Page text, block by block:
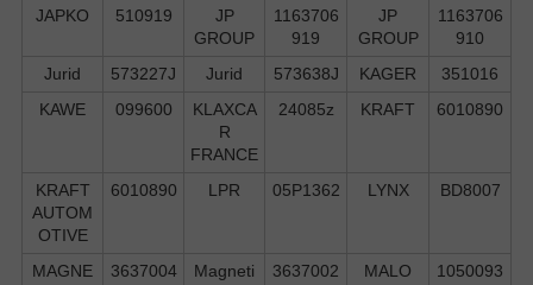
JAPKO
510919
JP
GROUP
1163706
919
JP
GROUP
1163706
910
Jurid
573227J Jurid 573638J KAGER
351016
KAWE
099600
KLAXCA
R
FRANCE
24085z KRAFT 6010890
KRAFT
AUTOM
OTIVE
6010890 LPR 05P1362 LYNX BD8007
MAGNE
3637004
Magneti
3637002
MALO 1050093